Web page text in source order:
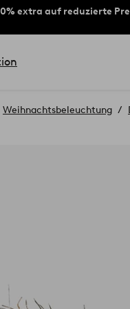
extra auf reduzierte
Weihnachtsbeleuchtung